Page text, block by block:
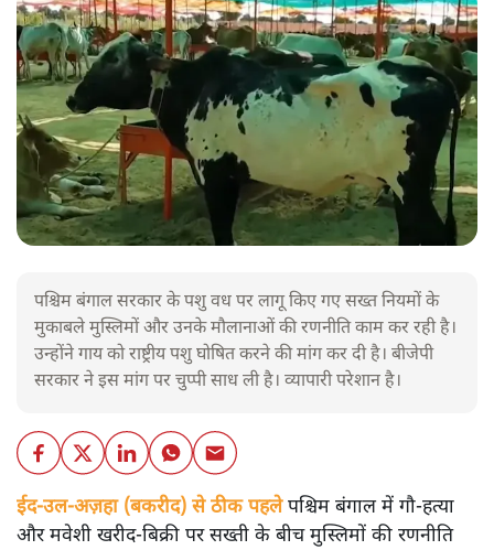
पश्चिम बंगाल सरकार के पशु वध पर लागू किए गए सख्त नियमों के
मुकाबले मुस्लिमों और उनके मौलानाओं की रणनीति काम कर रही है।
उन्होंने गाय को राष्ट्रीय पशु घोषित करने की मांग कर दी है। बीजेपी
सरकार ने इस मांग पर चुप्पी साध ली है। व्यापारी परेशान है।
ईद-उल-अज़हा (बकरीद) से ठीक पहलेपश्चिम बंगाल में गौ-हत्या
और मवेशी खरीद-बिक्री पर सख्ती के बीच मुस्लिमों की रणनीति